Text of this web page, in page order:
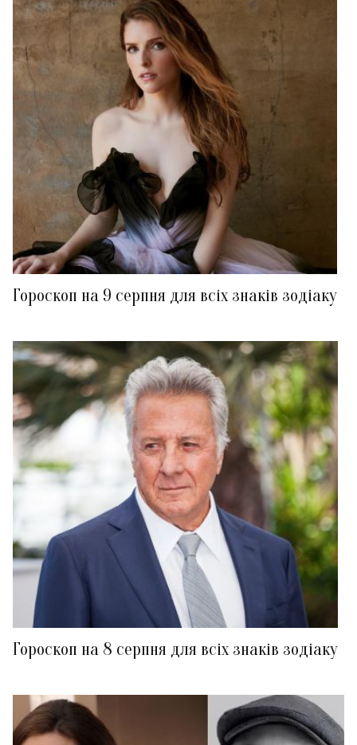
Гороскоп на 9 серпня для всіх знаків зодіаку
Гороскоп на 8 серпня для всіх знаків зодіаку